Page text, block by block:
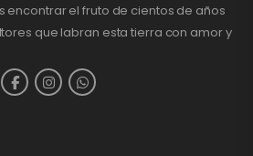
encontrar el fruto de cientos de años
que labran esta tierra con amor y